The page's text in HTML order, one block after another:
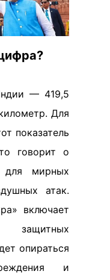
— 419,5
Для
показатель
говорит о
для мирных
атак.
включает
защитных
опираться
и